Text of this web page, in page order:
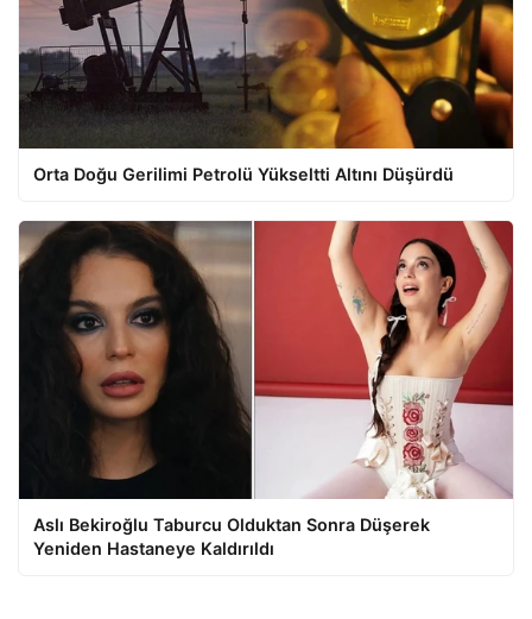
Orta Doğu Gerilimi Petrolü Yükseltti Altını Düşürdü
Aslı Bekiroğlu Taburcu Olduktan Sonra Düşerek
Yeniden Hastaneye Kaldırıldı